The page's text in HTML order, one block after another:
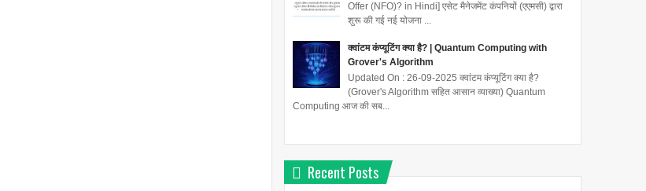
Offer (NFO)? in Hindi] एसेट मैनेजमेंट कंपनियों (एएमसी) द्वारा
शुरू की गई नई योजना ...
क्वांटम कंप्यूटिंग क्या है? | Quantum Computing with
Grover's Algorithm
Updated On : 26-09-2025 क्वांटम कंप्यूटिंग क्या है?
(Grover's Algorithm सहित आसान व्याख्या) Quantum
Computing आज की सब...
Recent Posts